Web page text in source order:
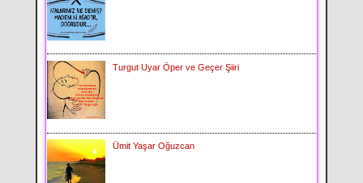
Turgut Uyar Öper ve Geçer Şiiri
Ümit Yaşar Oğuzcan